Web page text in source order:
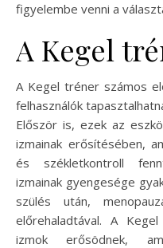
figyelembe venni a
A Kegel
A Kegel tréner számos
felhasználók
Először is, ezek az
izmainak erősítésében,
és székletkontroll
izmainak gyengesége
szülés után,
előrehaladtával. A
izmok erősödnek,